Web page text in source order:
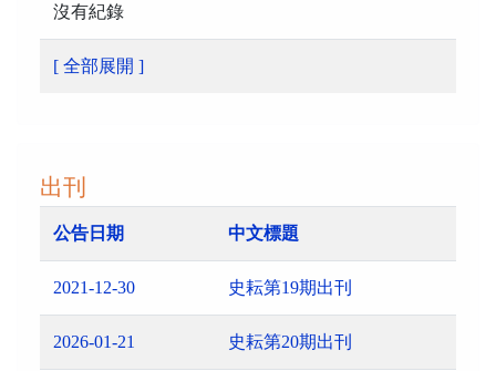
沒有紀錄
[ 全部展開 ]
出刊
公告日期 中文標題
2021-12-30 史耘第19期出刊
2026-01-21 史耘第20期出刊